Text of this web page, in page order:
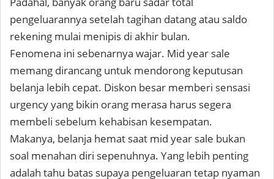
pengeluarannya setelah tagihan datang atau saldo
rekening mulai menipis di akhir bulan.
Fenomena ini sebenarnya wajar. Mid year sale
memang dirancang untuk mendorong keputusan
belanja lebih cepat. Diskon besar memberi sensasi
urgency yang bikin orang merasa harus segera
membeli sebelum kehabisan kesempatan.
Makanya, belanja hemat saat mid year sale bukan
soal menahan diri sepenuhnya. Yang lebih penting
adalah tahu batas supaya pengeluaran tetap nyaman